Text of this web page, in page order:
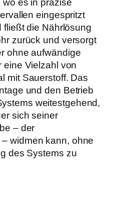
wo es in präzise
eingespritzt
fließt die Nährlösung
zurück und versorgt
ohne aufwändige
eine Vielzahl von
mit Sauerstoff. Das
und den Betrieb
weitestgehend,
sich seiner
– der
widmen kann, ohne
des Systems zu